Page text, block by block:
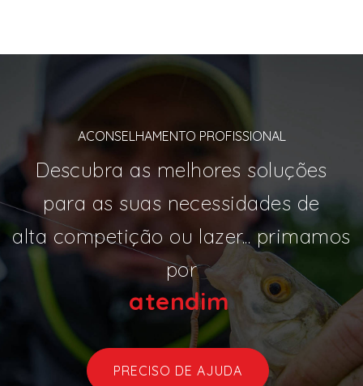
ACONSELHAMENTO PROFISSIONAL
Descubra as melhores soluções
para as suas necessidades de
alta competição ou lazer... primamos
por
ate|
PRECISO DE AJUDA